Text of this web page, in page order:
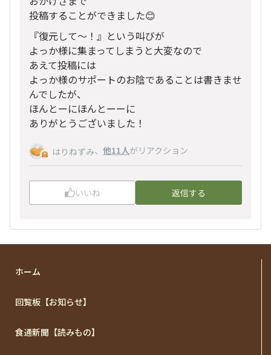
投稿することができました😊
『復元して～！』という叫びが
よっか様に集まってしまうと大変なので
あえて投稿には
よっか様のサポートのお陰であることは書きませ
んでしたが、
ほんとーにほんとーーに
ありがとうございました！
はりねずみ、 他11人がリアクション
いいね 返信する
ホーム
回覧板【お知らせ】
食通新聞【読みもの】